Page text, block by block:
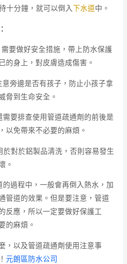
十分鐘，就可以倒入下水道中。
要做好安全措施，帶上防水保護
的身上，對皮膚造成傷害。
旁邊是否有孩子，防止小孩子拿
脅到生命安全。
要排查使用管道疏通劑的前後是
以免帶來不必要的麻煩。
對於鋁製品清洗，否則容易發生
。
過程中，一般會再倒入熱水，加
管道的效果。但是要注意，管道
反應，所以一定要做好保護工
的麻煩。
，以及管道疏通劑使用注意事
元朗區防水公司